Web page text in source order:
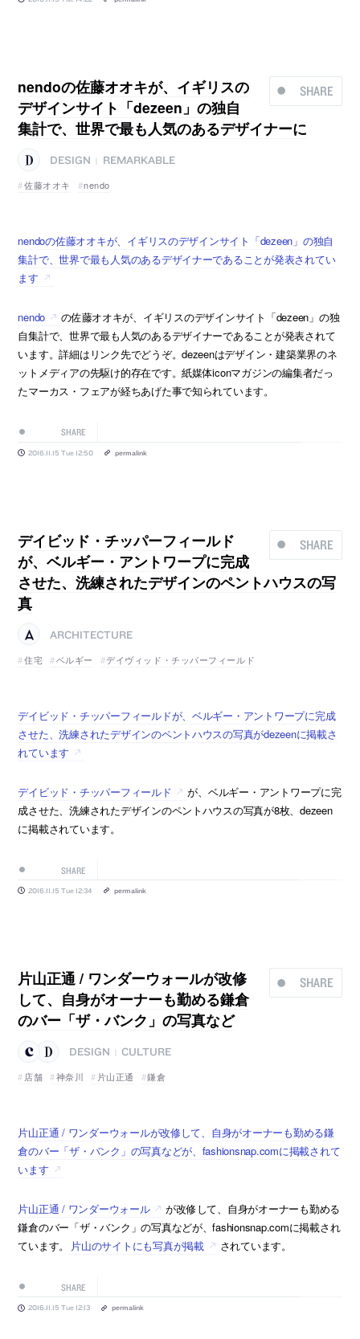
SHARE
nendoの佐藤オオキが、イギリスの
デザインサイト「dezeen」の独自
集計で、世界で最も人気のあるデザイナーに
DESIGN
REMARKABLE
佐藤オオキ
nendo
nendoの佐藤オオキが、イギリスのデザインサイト「dezeen」の独自
集計で、世界で最も人気のあるデザイナーであることが発表されてい
ます
nendo
の佐藤オオキが、イギリスのデザインサイト「dezeen」の独
自集計で、世界で最も人気のあるデザイナーであることが発表されて
います。詳細はリンク先でどうぞ。dezeenはデザイン・建築業界のネ
ットメディアの先駆け的存在です。紙媒体iconマガジンの編集者だっ
たマーカス・フェアが経ちあげた事で知られています。
SHARE
2016.11.15 Tue 12:50 permalink
SHARE
デイビッド・チッパーフィールド
が、ベルギー・アントワープに完成
させた、洗練されたデザインのペントハウスの写
真
ARCHITECTURE
住宅
ベルギー デイヴィッド・チッパーフィールド
デイビッド・チッパーフィールドが、ベルギー・アントワープに完成
させた、洗練されたデザインのペントハウスの写真がdezeenに掲載さ
れています
デイビッド・チッパーフィールド
が、ベルギー・アントワープに完
成させた、洗練されたデザインのペントハウスの写真が8枚、dezeen
に掲載されています。
SHARE
2016.11.15 Tue 12:34 permalink
SHARE
片山正通 / ワンダーウォールが改修
して、自身がオーナーも勤める鎌倉
のバー「ザ・バンク」の写真など
DESIGN
CULTURE
店舗
神奈川 片山正通 鎌倉
片山正通 / ワンダーウォールが改修して、自身がオーナーも勤める鎌
倉のバー「ザ・バンク」の写真などが、fashionsnap.comに掲載されて
います
片山正通 / ワンダーウォール
が改修して、自身がオーナーも勤める
鎌倉のバー「ザ・バンク」の写真などが、fashionsnap.comに掲載され
ています。
片山のサイトにも写真が掲載 されています。
SHARE
2016.11.15 Tue 12:13 permalink